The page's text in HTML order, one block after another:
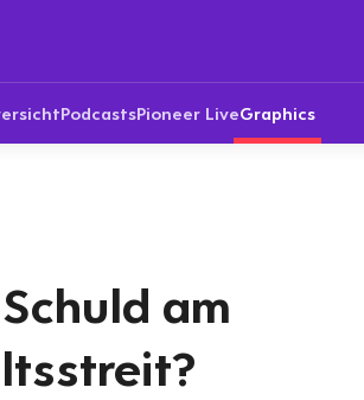
PodcastsPioneer LiveGraphics
am